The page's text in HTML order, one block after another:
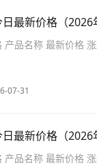
最新价格（2026
产品名称 最新价格
07-31
最新价格（2026
产品名称 最新价格